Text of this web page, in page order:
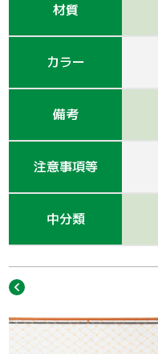
朝顔
その他-5
機械
作業車
材質
カラー
備考
注意事項等
中分類